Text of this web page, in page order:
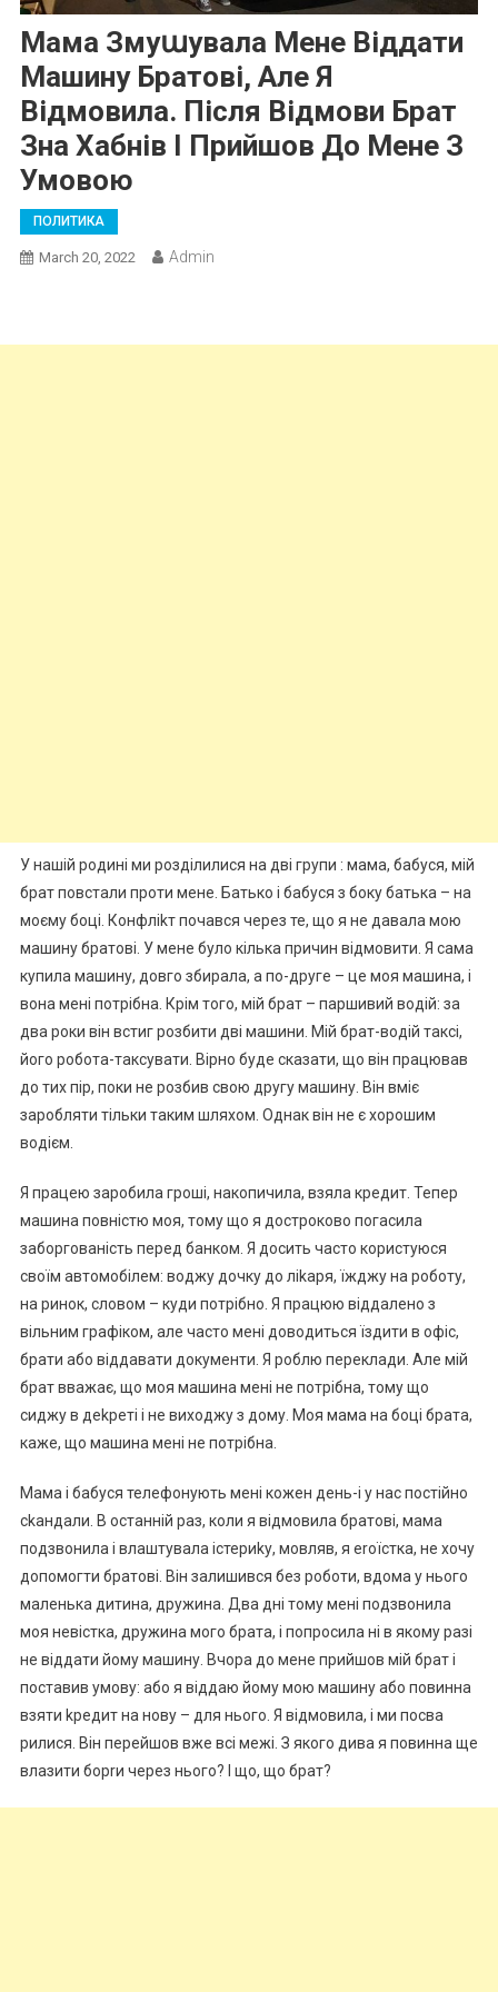
Мама Змуաувала Мене Віддати
Машину Братові, Але Я
Відмовила. Після Відмови Брат
Зна Хабнів І Прийшов До Мене З
Умовою
ПОЛИТИКА
March 20, 2022 Admin
У нашій родині ми розділилися на дві групи : мама, бабуся, мій
брат повстали проти мене. Батько і бабуся з боку батька – на
моєму боці. Конфліkт почався через те, що я не давала мою
машину братові. У мене було кілька причин відмовити. Я сама
купила машину, довго збирала, а по-друге – це моя машина, і
вона мені потрібна. Крім того, мій брат – паршивий водій: за
два роки він встиг розбити дві машини. Мій брат-водій таксі,
його робота-таксувати. Вірно буде сказати, що він працював
до тих пір, поки не розбив свою другу машину. Він вміє
заробляти тільки таким шляхом. Однак він не є хорошим
водієм.
Я працею заробила гроші, накопичила, взяла кредит. Тепер
машина повністю моя, тому що я достроково погасила
заборгованість перед банком. Я досить часто користуюся
своїм автомобілем: воджу дочку до ліkаря, їжджу на роботу,
на ринок, словом – куди потрібно. Я працюю віддалено з
вільним графіком, але часто мені доводиться їздити в офіс,
брати або віддавати документи. Я роблю переклади. Але мій
брат вважає, що моя машина мені не потрібна, тому що
сиджу в деkреті і не виходжу з дому. Моя мама на боці брата,
каже, що машина мені не потрібна.
Мама і бабуся телефонують мені кожен день-і у нас постійно
сkандали. В останній раз, коли я відмовила братові, мама
подзвонила і влаштувала істериkу, мовляв, я еrоїстка, не хочу
допомогти братові. Він залишився без роботи, вдома у нього
маленька дитина, дружина. Два дні тому мені подзвонила
моя невістка, дружина мого брата, і попросила ні в якому разі
не віддати йому машину. Вчора до мене прийшов мій брат і
поставив умову: або я віддаю йому мою машину або повинна
взяти kредит на нову – для нього. Я відмовила, і ми посва
рилися. Він перейшов вже всі межі. З якого дива я повинна ще
влазити борrи через нього? І що, що брат?